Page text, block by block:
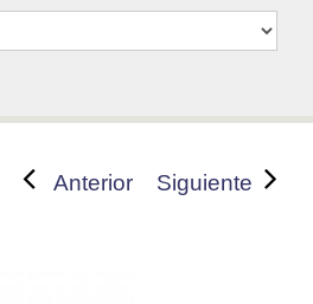
Anterior Siguiente